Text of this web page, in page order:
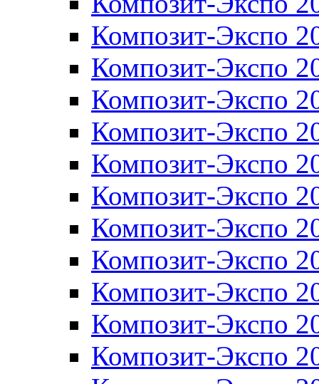
Композит-Экспо
Композит-Экспо
Композит-Экспо
Композит-Экспо
Композит-Экспо
Композит-Экспо
Композит-Экспо
Композит-Экспо
Композит-Экспо
Композит-Экспо
Композит-Экспо